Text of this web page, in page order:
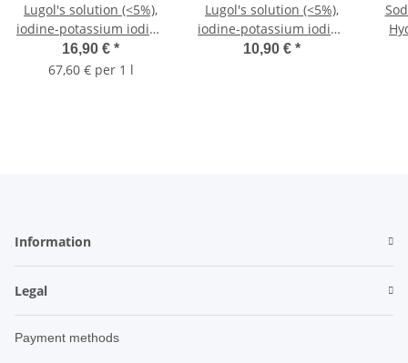
Lugol's solution (<5%),
iodine-potassium iodide
solution 250ml
16,90 € *
67,60 € per 1 l
Lugol's solution (<5%),
iodine-potassium iodide
solution 100ml pipette
10,90 € *
Information
Legal
Payment methods